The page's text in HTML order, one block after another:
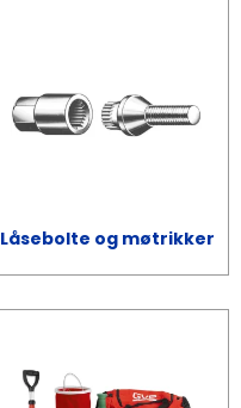
Låsebolte og møtrikker